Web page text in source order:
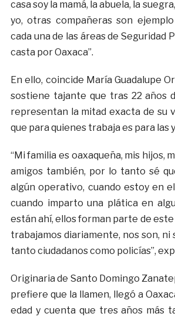
casa soy la mamá, la abuela, la
yo, otras compañeras son
cada una de las áreas de Seguridad
casta por Oaxaca”.
En ello, coincide María Guadalupe
sostiene tajante que tras 22 años
representan la mitad exacta de su
que para quienes trabaja es para las
“Mi familia es oaxaqueña, mis hijos,
amigos también, por lo tanto sé
algún operativo, cuando estoy en
cuando imparto una plática en
están ahí, ellos forman parte de este
trabajamos diariamente, nos son, ni
tanto ciudadanos como policías”,
Originaria de Santo Domingo
prefiere que la llamen, llegó a
edad y cuenta que tres años más